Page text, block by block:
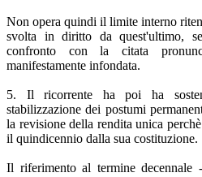
Non opera quindi il limite interno
svolta in diritto da quest'ultimo,
confronto con la citata
manifestamente infondata.
5. Il ricorrente ha poi ha
stabilizzazione dei postumi
la revisione della rendita unica
il quindicennio dalla sua costituzione.
Il riferimento al termine decennale